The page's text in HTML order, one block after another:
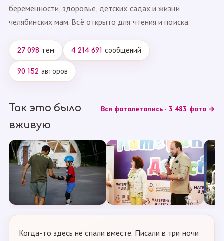
беременности, здоровье, детских садах и жизни
челябинских мам. Всё открыто для чтения и поиска.
27 098 тем 4 214 691 сообщений
90 152 авторов
Так это было
вживую
Вся фотолетопись · 3 483 фото →
Когда-то здесь не спали вместе. Писали в три ночи